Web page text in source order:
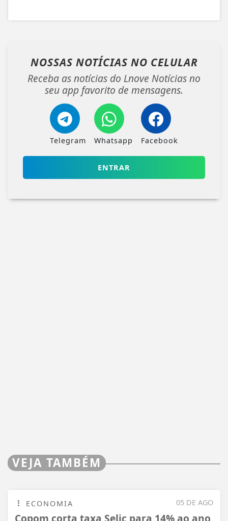
NOSSAS NOTÍCIAS NO CELULAR
Receba as notícias do Lnove Notícias no
seu app favorito de mensagens.
Telegram Whatsapp Facebook
ENTRAR
VEJA TAMBÉM
05 DE AGO
ECONOMIA
Copom corta taxa Selic para 14% ao ano